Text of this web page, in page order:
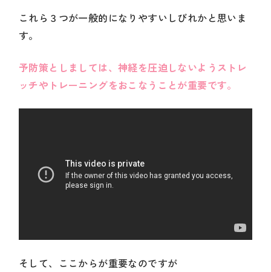
これら３つが一般的になりやすいしびれかと思いま
す。
予防策としましては、神経を圧迫しないようストレ
ッチやトレーニングをおこなうことが重要です。
そして、ここからが重要なのですが